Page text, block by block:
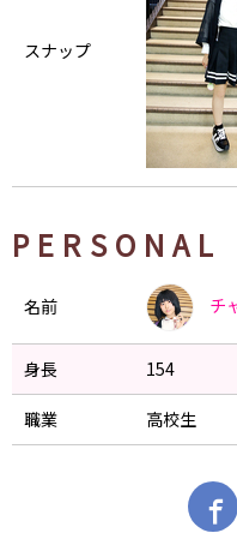
スナップ
PERSONAL
名前 チ
身長 154
職業 高校生